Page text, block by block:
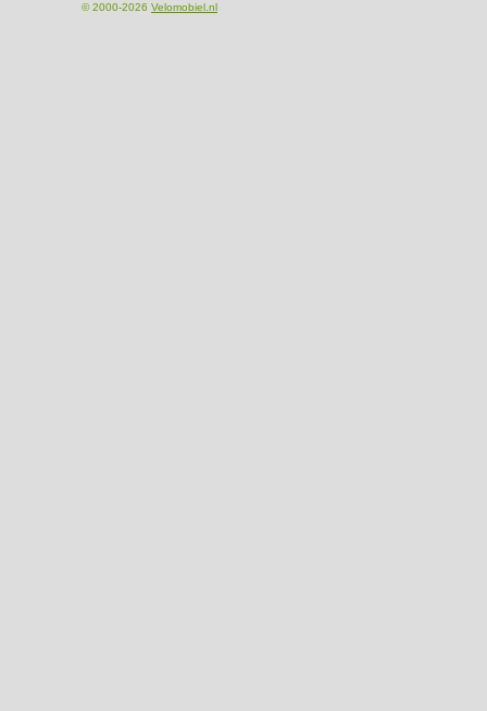
© 2000-2026 Velomobiel.nl